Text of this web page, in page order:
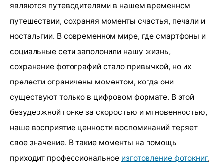
являются путеводителями в нашем временном
путешествии, сохраняя моменты счастья, печали и
ностальгии. В современном мире, где смартфоны и
социальные сети заполонили нашу жизнь,
сохранение фотографий стало привычкой, но их
прелести ограничены моментом, когда они
существуют только в цифровом формате. В этой
безудержной гонке за скоростью и мгновенностью,
наше восприятие ценности воспоминаний теряет
свое значение. В такие моменты на помощь
приходит профессиональное изготовление фотокниг,